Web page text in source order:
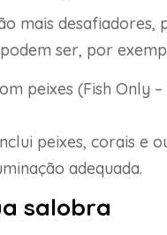
mais
ser, por
peixes (Fish Only
peixes, corais e
adequada.
salobra